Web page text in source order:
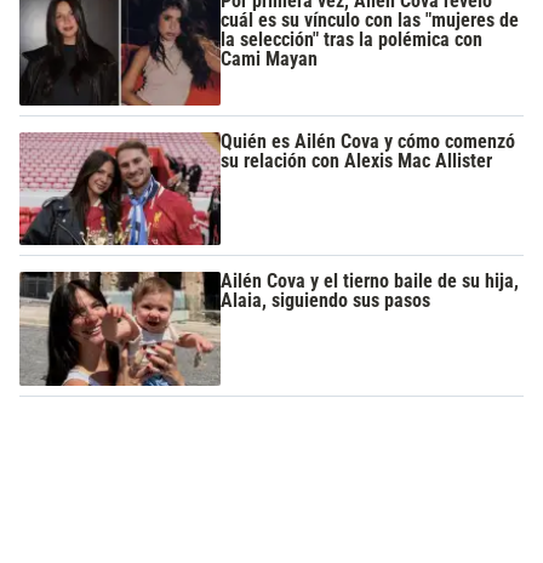
cuál es su vínculo con las "mujeres de
la selección" tras la polémica con
Cami Mayan
Quién es Ailén Cova y cómo comenzó
su relación con Alexis Mac Allister
Ailén Cova y el tierno baile de su hija,
Alaia, siguiendo sus pasos